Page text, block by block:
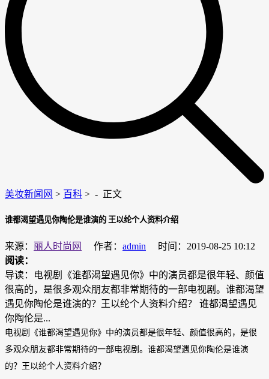
美妆新闻网 > 百科 > - 正文
谁都渴望遇见你陶伦是谁演的 王以纶个人资料介绍
来源： 丽人时尚网 作者： admin
时间：2019-08-25 10:12
阅读：
导读：电视剧《谁都渴望遇见你》中的演员都是很年轻、颜值
很高的，是很多观众朋友都非常期待的一部电视剧。谁都渴望
遇见你陶伦是谁演的？王以纶个人资料介绍？ 谁都渴望遇见
你陶伦是...
电视剧《谁都渴望遇见你》中的演员都是很年轻、颜值很高的，是很
多观众朋友都非常期待的一部电视剧。谁都渴望遇见你陶伦是谁演
的？王以纶个人资料介绍？